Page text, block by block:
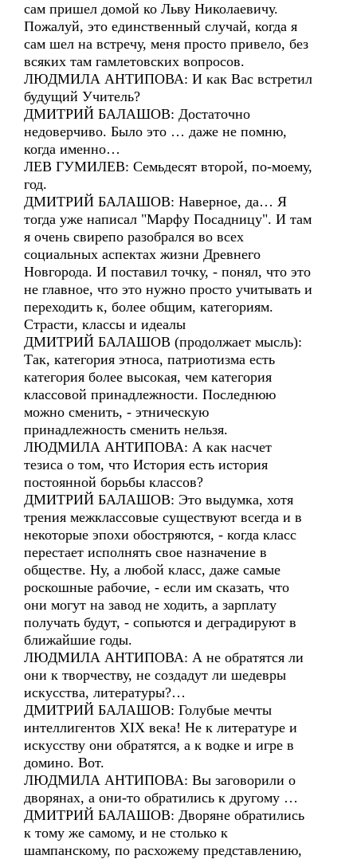
сам пришел домой ко Льву Николаевичу.
Пожалуй, это единственный случай, когда я
сам шел на встречу, меня просто привело, без
всяких там гамлетовских вопросов.
ЛЮДМИЛА АНТИПОВА: И как Вас встретил
будущий Учитель?
ДМИТРИЙ БАЛАШОВ: Достаточно
недоверчиво. Было это … даже не помню,
когда именно…
ЛЕВ ГУМИЛЕВ: Семьдесят второй, по-моему,
год.
ДМИТРИЙ БАЛАШОВ: Наверное, да… Я
тогда уже написал "Марфу Посадницу". И там
я очень свирепо разобрался во всех
социальных аспектах жизни Древнего
Новгорода. И поставил точку, - понял, что это
не главное, что это нужно просто учитывать и
переходить к, более общим, категориям.
Страсти, классы и идеалы
ДМИТРИЙ БАЛАШОВ (продолжает мысль):
Так, категория этноса, патриотизма есть
категория более высокая, чем категория
классовой принадлежности. Последнюю
можно сменить, - этническую
принадлежность сменить нельзя.
ЛЮДМИЛА АНТИПОВА: А как насчет
тезиса о том, что История есть история
постоянной борьбы классов?
ДМИТРИЙ БАЛАШОВ: Это выдумка, хотя
трения межклассовые существуют всегда и в
некоторые эпохи обостряются, - когда класс
перестает исполнять свое назначение в
обществе. Ну, а любой класс, даже самые
роскошные рабочие, - если им сказать, что
они могут на завод не ходить, а зарплату
получать будут, - сопьются и деградируют в
ближайшие годы.
ЛЮДМИЛА АНТИПОВА: А не обратятся ли
они к творчеству, не создадут ли шедевры
искусства, литературы?…
ДМИТРИЙ БАЛАШОВ: Голубые мечты
интеллигентов XIX века! Не к литературе и
искусству они обратятся, а к водке и игре в
домино. Вот.
ЛЮДМИЛА АНТИПОВА: Вы заговорили о
дворянах, а они-то обратились к другому …
ДМИТРИЙ БАЛАШОВ: Дворяне обратились
к тому же самому, и не столько к
шампанскому, по расхожему представлению,